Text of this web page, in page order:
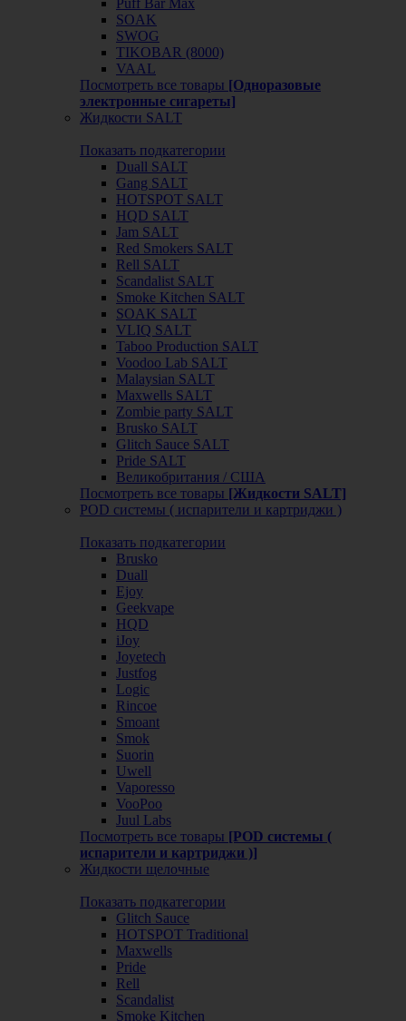
SOAK
SWOG
TIKOBAR (8000)
VAAL
Посмотреть все товары [Одноразовые
электронные сигареты]
Жидкости SALT
Показать подкатегории
Duall SALT
Gang SALT
HOTSPOT SALT
HQD SALT
Jam SALT
Red Smokers SALT
Rell SALT
Scandalist SALT
Smoke Kitchen SALT
SOAK SALT
VLIQ SALT
Taboo Production SALT
Voodoo Lab SALT
Malaysian SALT
Maxwells SALT
Zombie party SALT
Brusko SALT
Glitch Sauce SALT
Pride SALT
Великобритания / США
Посмотреть все товары [Жидкости SALT]
POD системы ( испарители и картриджи )
Показать подкатегории
Brusko
Duall
Ejoy
Geekvape
HQD
iJoy
Joyetech
Justfog
Logic
Rincoe
Smoant
Smok
Suorin
Uwell
Vaporesso
VooPoo
Juul Labs
Посмотреть все товары [POD системы (
испарители и картриджи )]
Жидкости щелочные
Показать подкатегории
Glitch Sauce
HOTSPOT Traditional
Maxwells
Pride
Rell
Scandalist
Smoke Kitchen